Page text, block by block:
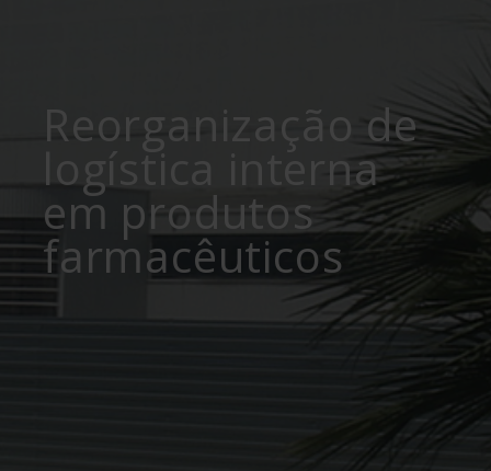
Reorganização de
logística interna
em produtos
farmacêuticos